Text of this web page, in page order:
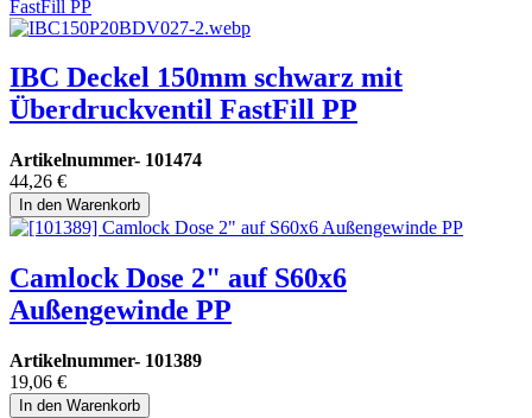
IBC Deckel 150mm schwarz mit
Überdruckventil FastFill PP
Artikelnummer- 101474
44,26 €
In den Warenkorb
Camlock Dose 2" auf S60x6
Außengewinde PP
Artikelnummer- 101389
19,06 €
In den Warenkorb